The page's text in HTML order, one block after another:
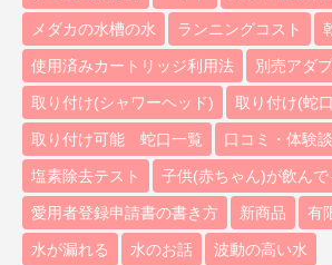
メダカの水槽の水 ランニングコスト
使用済みカートリッジ利用法 別売アダ
取り付け(シャワーヘッド) 取り付け(蛇
取り付け可能 蛇口一覧 口コミ・体験
塩素除去テスト 子供(赤ちゃん)が飲んで
愛用者登録申請書の書き方 新商品 有
水が漏れる 水のお話 波動の高い水